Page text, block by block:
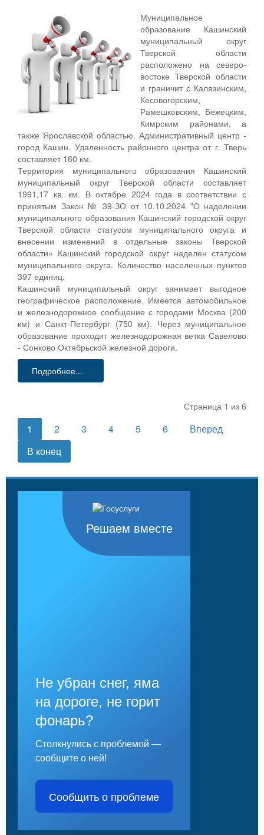
Муниципальное
образование Кашинский
муниципальный округ
Тверской области
расположено на северо-
востоке Тверской области
и граничит с Калязинским,
Кесовогорским,
Рамешковским, Бежецким,
Кимрским районами, а
также Ярославской областью. Административный центр -
город Кашин. Удаленность районного центра от г. Тверь
составляет 160 км.
Территория муниципального образования Кашинский
муниципальный округ Тверской области составляет
1991,17 кв. км. В октябре 2024 года в соответствии с
принятым Закон № 39-ЗО от 10.10.2024 "О наделении
муниципального образования Кашинский городской округ
Тверской области статусом муниципального округа и
внесении изменений в отдельные законы Тверской
области» Кашинский городской округ наделен статусом
муниципального округа. Количество населенных пунктов
397 единиц.
Кашинский муниципальный округ занимает выгодное
географическое расположение. Имеется автомобильное
и железнодорожное сообщение с городами Москва (200
км) и Санкт-Петербург (750 км). Через муниципальное
образование проходит железнодорожная ветка Савелово
- Сонково Октябрьской железной дороги.
Подробнее...
Страница 1 из 6
1 2 3 4 5 6
Вперед
В конец
Решаем вместе
Не убран снег, яма
на дороге, не горит
фонарь?
Столкнулись с проблемой —
сообщите о ней!
Сообщить о проблеме